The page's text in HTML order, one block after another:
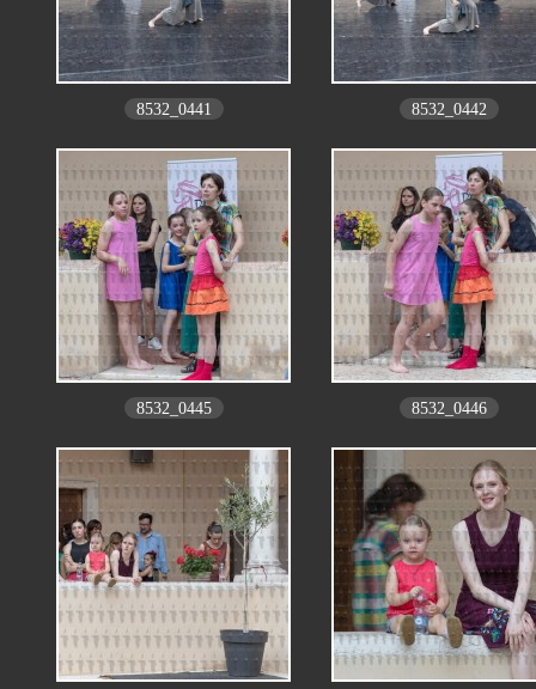
8532_0441 8532_0442
8532_0445 8532_0446